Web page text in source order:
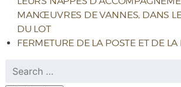
MANŒUVRES DE VANNES, DANS
DU LOT
FERMETURE DE LA POSTE ET DE
Rechercher :